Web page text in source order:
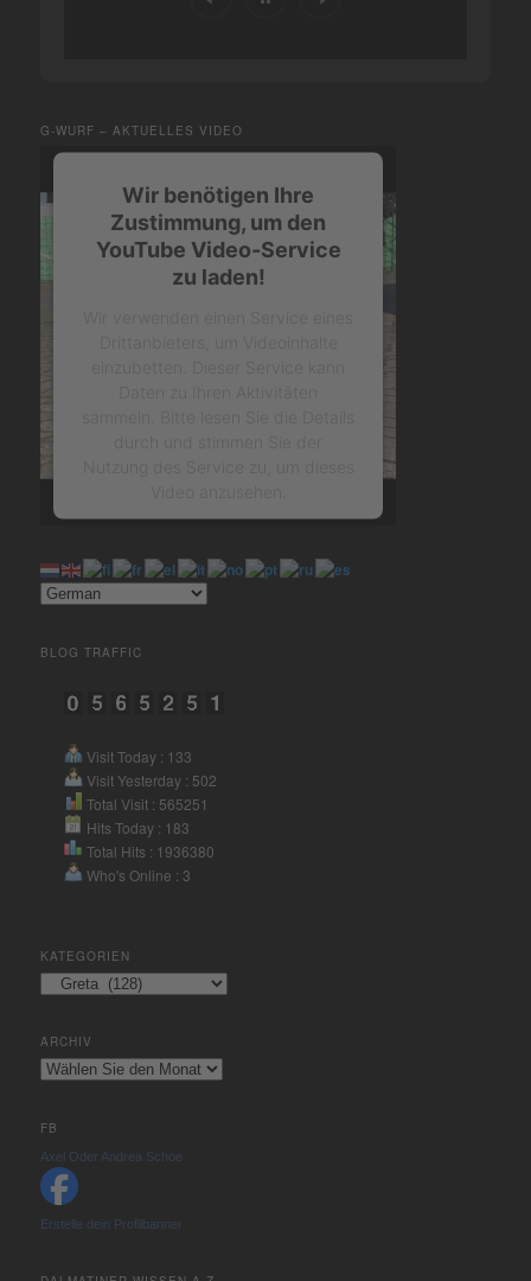
G-WURF – AKTUELLES VIDEO
Wir benötigen Ihre
Zustimmung, um den
YouTube Video-Service
zu laden!
Mehr Informationen
Consent Management Platform
eRecht24
BLOG TRAFFIC
Visit Today : 133
Visit Yesterday : 502
Total Visit : 565251
Hits Today : 183
Total Hits : 1936380
Who's Online : 3
KATEGORIEN
Kategorien
ARCHIV
Archiv
FB
Axel Oder Andrea Schoe
Erstelle dein Profilbanner